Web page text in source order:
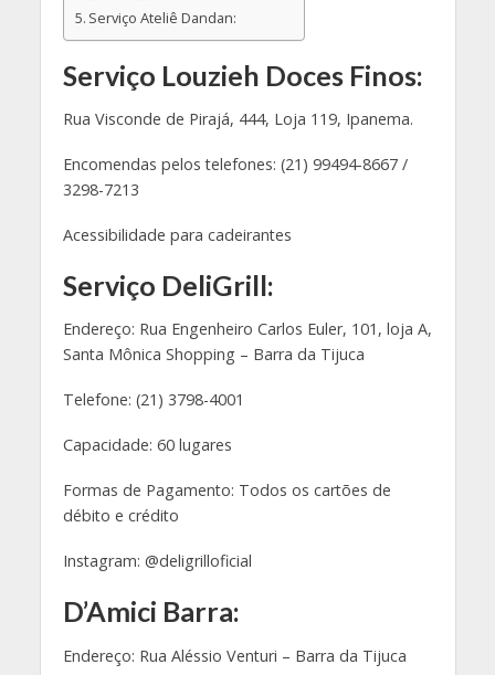
Serviço Ateliê Dandan:
Serviço Louzieh Doces Finos:
Rua Visconde de Pirajá, 444, Loja 119, Ipanema.
Encomendas pelos telefones: (21) 99494-8667 /
3298-7213
Acessibilidade para cadeirantes
Serviço DeliGrill:
Endereço: Rua Engenheiro Carlos Euler, 101, loja A,
Santa Mônica Shopping – Barra da Tijuca
Telefone: (21) 3798-4001
Capacidade: 60 lugares
Formas de Pagamento: Todos os cartões de
débito e crédito
Instagram: @deligrilloficial
D’Amici Barra:
Endereço: Rua Aléssio Venturi – Barra da Tijuca